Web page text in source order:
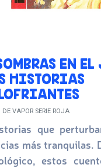
EN
HISTORIAS
DE VAPOR SERIE ROJA
que
más tranquilas.
estos